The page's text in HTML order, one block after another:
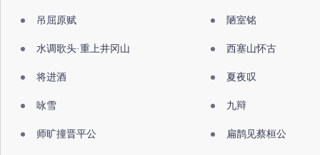
吊屈原赋 陋室铭
水调歌头·重上井冈山 西塞山怀古
将进酒 夏夜叹
咏雪 九辩
师旷撞晋平公 扁鹊见蔡桓公